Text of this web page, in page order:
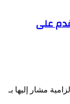
على
مشار إليها بـ